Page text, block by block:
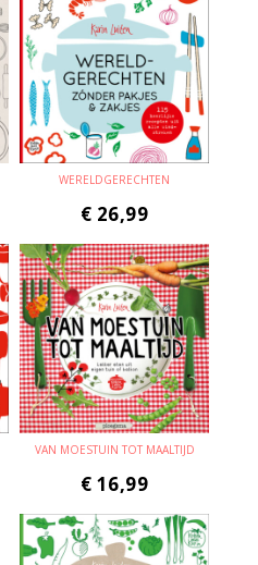
WERELDGERECHTEN
€ 26,99
VAN MOESTUIN TOT MAALTIJD
€ 16,99